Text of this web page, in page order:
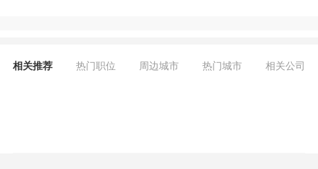
相关推荐 热门职位 周边城市 热门城市 相关公司